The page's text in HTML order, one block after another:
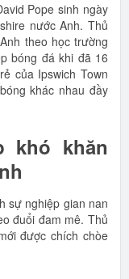
Pope sinh ngày
nước Anh. Thủ
theo học trường
bóng đá khi đã 16
của Ipswich Town
khác nhau đầy
khó khăn
sự nghiệp gian nan
đuổi đam mê. Thủ
được chích chòe